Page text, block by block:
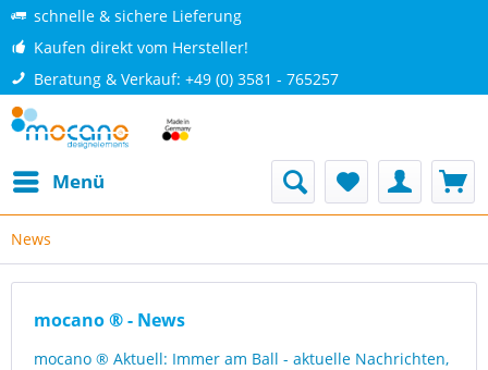
schnelle & sichere Lieferung
Kaufen direkt vom Hersteller!
Beratung & Verkauf: +49 (0) 3581 - 765257
Menü
News
mocano ® - News
mocano ® Aktuell: Immer am Ball - aktuelle Nachrichten,